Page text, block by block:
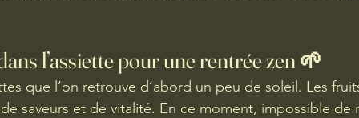
l’assiette pour une rentrée zen 🌱
que l’on retrouve d’abord un peu de soleil. Les
saveurs et de vitalité. En ce moment, impossible de